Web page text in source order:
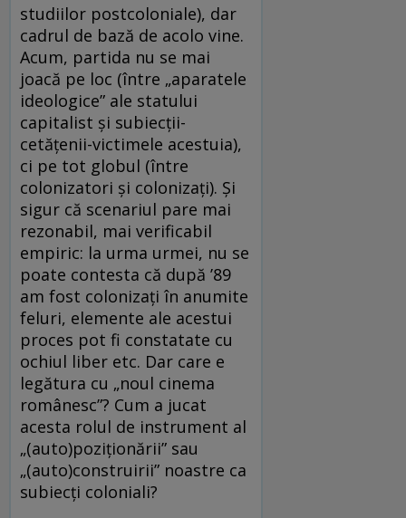
studiilor postcoloniale), dar
cadrul de bază de acolo vine.
Acum, partida nu se mai
joacă pe loc (între „aparatele
ideologice” ale statului
capitalist şi subiecţii-
cetăţenii-victimele acestuia),
ci pe tot globul (între
colonizatori şi colonizaţi). Şi
sigur că scenariul pare mai
rezonabil, mai verificabil
empiric: la urma urmei, nu se
poate contesta că după ’89
am fost colonizaţi în anumite
feluri, elemente ale acestui
proces pot fi constatate cu
ochiul liber etc. Dar care e
legătura cu „noul cinema
românesc”? Cum a jucat
acesta rolul de instrument al
„(auto)poziţionării” sau
„(auto)construirii” noastre ca
subiecţi coloniali?